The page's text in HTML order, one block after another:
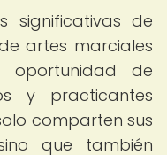
significativas de
artes marciales
de
y practicantes
comparten sus
que también